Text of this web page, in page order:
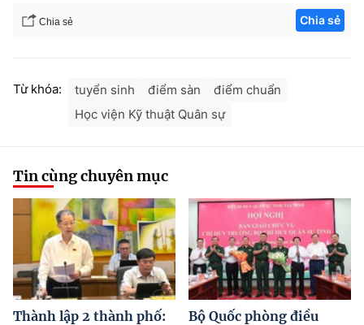
Chia sẻ Chia sẻ
Từ khóa: tuyển sinh điểm sàn
điểm chuẩn
Học viện Kỹ thuật Quân sự
Tin cùng chuyên mục
Thành lập 2 thành phố:
Bộ Quốc phòng điều